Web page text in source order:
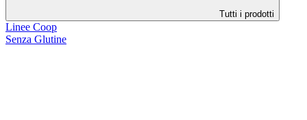
Tutti i prodotti
Linee Coop
Senza Glutine